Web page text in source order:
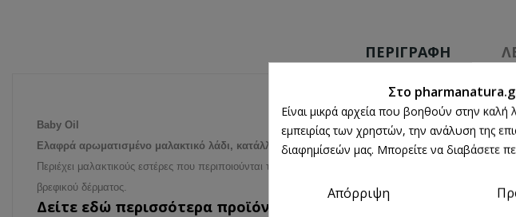
ΠΕΡΙΓΡΑΦΉ
Baby Oil
Ελαφρά αρωματισμένο μαλακτικό λάδι, κατάλληλο για βρέφη, παιδιά και ενήλικες.
Περιέχει μαλακτικούς εστέρες που περιποιούνται το ξηρό, αφυδατωμένο και ευαίσθητο δέρμα,
βρεφικού δέρματος.
Δείτε εδώ περισσότερα προϊόντα Frezyderm
Στο
Είναι μικρά αρχεία που βοηθούν στην καλή
εμπειρίας των χρηστών, την ανάλυση της
διαφημίσεών μας. Μπορείτε να διαβάσετε
Απόρριψη